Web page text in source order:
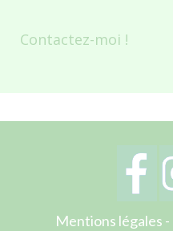
Contactez-moi !
Mentions légales -